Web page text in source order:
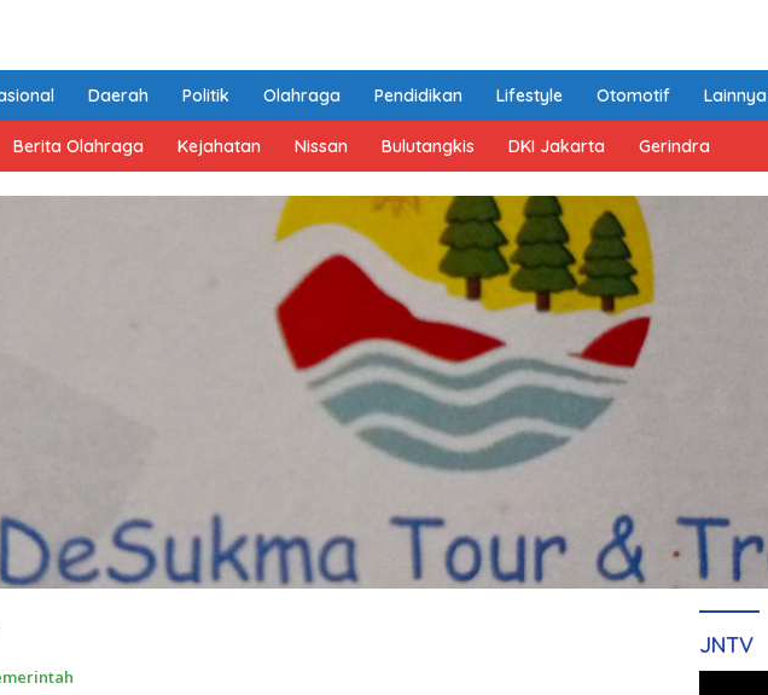
Daerah Politik Olahraga Pendidikan Lifestyle Otomotif Lainnya
Berita Olahraga Kejahatan Nissan Bulutangkis DKI Jakarta Gerindra
JNTV